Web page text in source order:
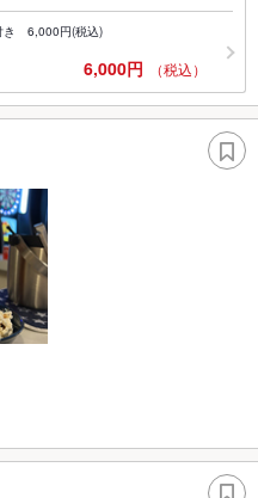
き 6,000円(税込)
6,000円 （税込）